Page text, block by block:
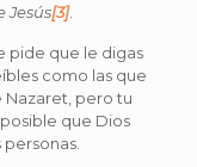
Jesús[3].
pide que le digas
como las que
Nazaret, pero tu
que Dios